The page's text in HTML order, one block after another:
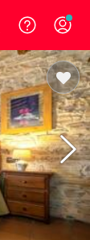
Login